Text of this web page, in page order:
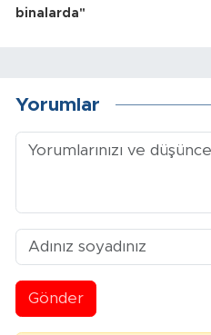
binalarda"
Yorumlar
Gönder